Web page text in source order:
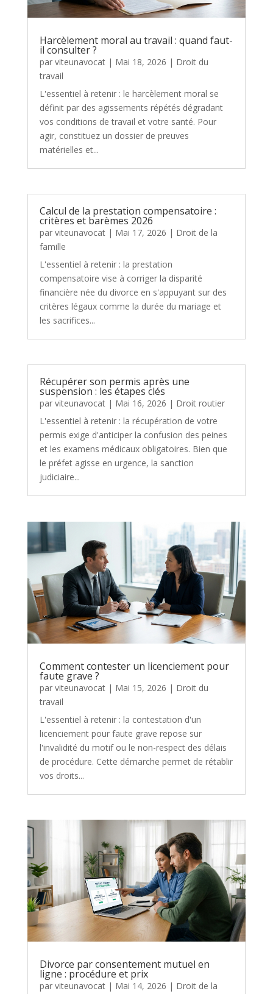
Harcèlement moral au travail : quand faut-
il consulter ?
par viteunavocat| Mai 18, 2026 | Droit du
travail
L'essentiel à retenir : le harcèlement moral se
définit par des agissements répétés dégradant
vos conditions de travail et votre santé. Pour
agir, constituez un dossier de preuves
matérielles et...
Calcul de la prestation compensatoire :
critères et barèmes 2026
par viteunavocat| Mai 17, 2026 | Droit de la
famille
L'essentiel à retenir : la prestation
compensatoire vise à corriger la disparité
financière née du divorce en s'appuyant sur des
critères légaux comme la durée du mariage et
les sacrifices...
Récupérer son permis après une
suspension : les étapes clés
par viteunavocat| Mai 16, 2026 | Droit routier
L'essentiel à retenir : la récupération de votre
permis exige d'anticiper la confusion des peines
et les examens médicaux obligatoires. Bien que
le préfet agisse en urgence, la sanction
judiciaire...
Comment contester un licenciement pour
faute grave ?
par viteunavocat| Mai 15, 2026 | Droit du
travail
L'essentiel à retenir : la contestation d'un
licenciement pour faute grave repose sur
l'invalidité du motif ou le non-respect des délais
de procédure. Cette démarche permet de rétablir
vos droits...
Divorce par consentement mutuel en
ligne : procédure et prix
par viteunavocat| Mai 14, 2026 | Droit de la